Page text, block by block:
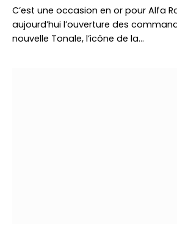
C’est une occasion en or pour Alfa
aujourd’hui l’ouverture des
nouvelle Tonale, l’icône de la…